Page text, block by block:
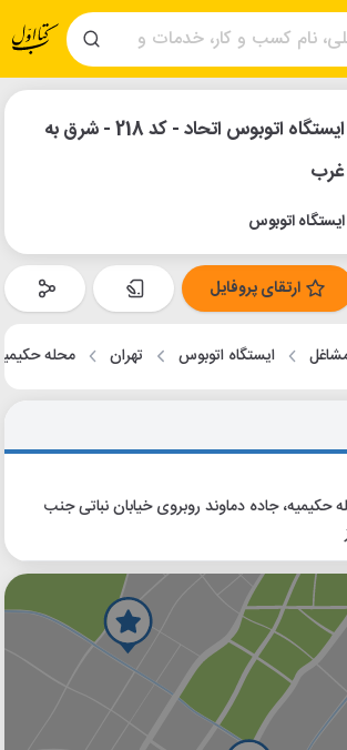
ایستگاه اتوبوس اتحاد - کد 218 - شرق به
غرب
ایستگاه اتوبوس
ارتقای پروفایل
ایستگاه اتوبوس تهران محله
منطقه 4، محله حکیمیه، جاده دماوند روبروی خیابان نباتی جنب